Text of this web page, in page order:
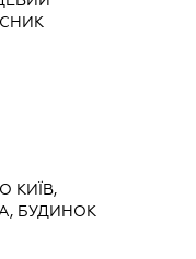
КИЇВ,
БУДИНОК